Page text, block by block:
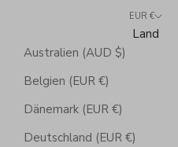
EUR €
Land
Australien (AUD $)
Belgien (EUR €)
Dänemark (EUR €)
Deutschland (EUR €)